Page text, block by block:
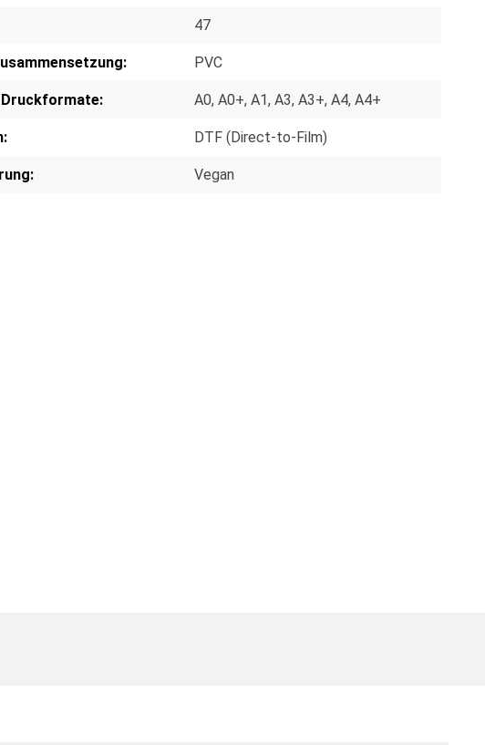
47
PVC
A0, A0+, A1, A3, A3+, A4, A4+
DTF (Direct-to-Film)
Vegan